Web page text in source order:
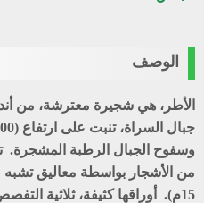
الوصف
الأطر، هي شجيرة معترشة، من
وسفوح الجبال الرطبة المشجرة.
15م). أوراقها كثيفة، ثلاثية